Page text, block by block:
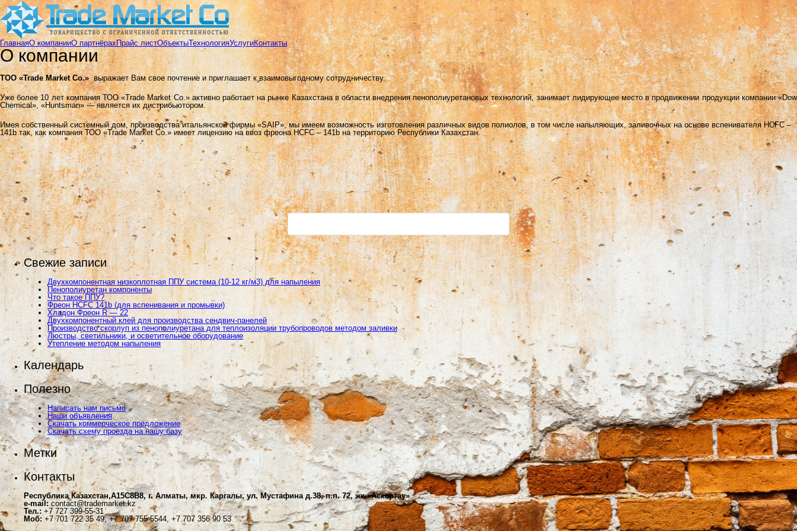
ГлавнаяО компанииО партнёрахПрайс листОбъектыТехнологияУслугиКонтакты
О компании
ТОО «Trade Мarket Со.»выражает Вам свое почтение и приглашает к взаимовыгодному сотрудничеству.
Уже более 10 лет компания ТОО «Trade Мarket Со.» активно работает на рынке Казахстана в области внедрения пенополиуретановых технологий, занимает лидирующее место в продвижении продукции компании «Dow
Chemical», «Huntsman» — является их дистрибьютором.
Имея собственный системный дом, производства итальянской фирмы «SAIP», мы имеем возможность изготовления различных видов полиолов, в том числе напыляющих, заливочных на основе вспенивателя HCFC –
141b так, как компания ТОО «Trade Market Co.» имеет лицензию на ввоз фреона HCFC – 141b на территорию Республики Казахстан.
Свежие записи
Двухкомпонентная низкоплотная ППУ система (10-12 кг/м3) для напыления
Пенополиуретан компоненты
Что такое ППУ?
Фреон HCFC 141b (для вспенивания и промывки)
Хладон Фреон R — 22
Двухкомпонентный клей для производства сендвич-панелей
Производство скорлуп из пенополиуретана для теплоизоляции трубопроводов методом заливки
Люстры, светильники, и осветительное оборудование
Утепление методом напыления
Календарь
Полезно
Написать нам письмо
Наши объявления
Скачать коммерческое предложение
Скачать схему проезда на нашу базу
Метки
Контакты
Республика Казахстан,A15C8B8, г. Алматы, мкр. Каргалы, ул. Мустафина д.38, п.п. 72, жк «Аскартау»
e-mail: contact@trademarket.kz
Тел.: +7 727 399-55-31
Моб:+7 701 722 35 49, +7 707 755 5544, +7 707 356 90 53